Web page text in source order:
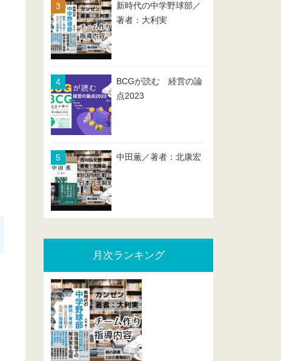
新時代の中学野球部／
著者：大利実
BCGが読む 経営の論
点2023
中田薫／著者：北康宏
月次ランキング